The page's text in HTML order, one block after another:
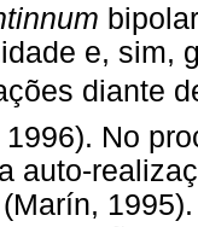
e, sim,
diante
No
auto-